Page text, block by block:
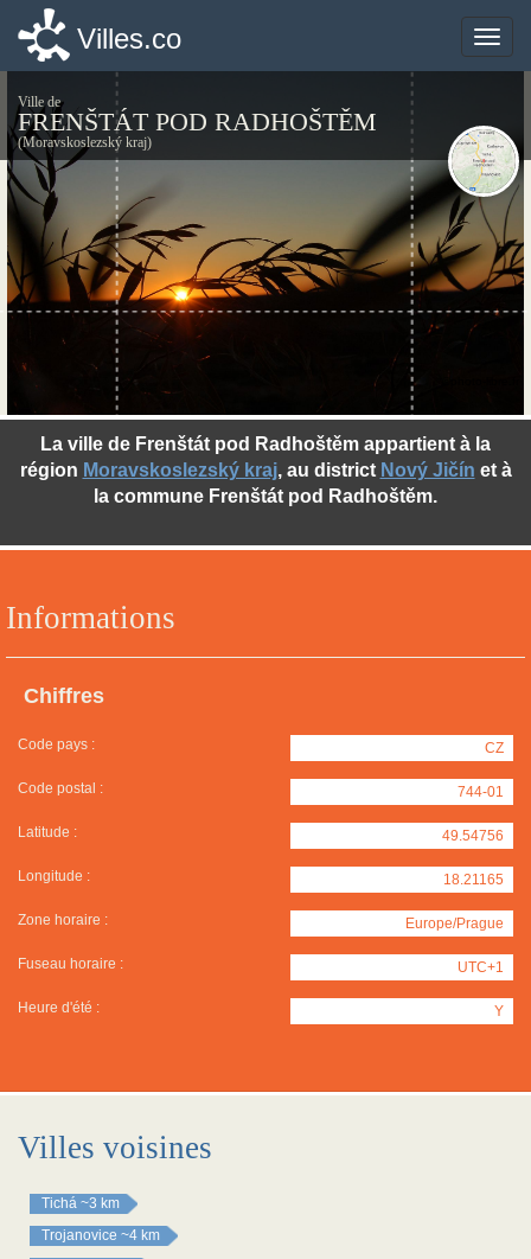
Toggle
Villes.co
Ville de
FRENŠTÁT POD RADHOŠTĚM
(Moravskoslezský kraj)
Informations
Chiffres
Code pays : CZ
Code postal : 744-01
Latitude : 49.54756
Longitude : 18.21165
Zone horaire : Europe/Prague
Fuseau horaire : UTC+1
Heure d'été : Y
La ville de Frenštát pod Radhoštěm appartient à la
région Moravskoslezský kraj, au district Nový Jičín et à
la commune Frenštát pod Radhoštěm.
Villes voisines
Tichá ~3 km
Trojanovice ~4 km
Toggle
Villes.co